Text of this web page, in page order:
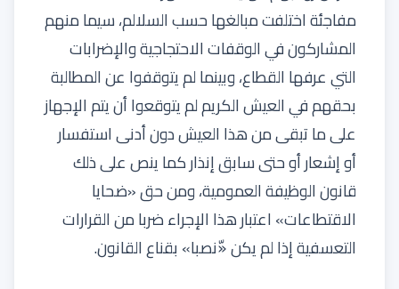
مفاجئة اختلفت مبالغها حسب السلالم، سيما منهم
المشاركون في الوقفات الاحتجاجية والإضرابات
التي عرفها القطاع، وبينما لم يتوقفوا عن المطالبة
بحقهم في العيش الكريم لم يتوقعوا أن يتم الإجهاز
على ما تبقى من هذا العيش دون أدنى استفسار
أو إشعار أو حتى سابق إنذار كما ينص على ذلك
قانون الوظيفة العمومية، ومن حق «ضحايا
الاقتطاعات» اعتبار هذا الإجراء ضربا من القرارات
التعسفية إذا لم يكن «ّنصبا» بقناع القانون.